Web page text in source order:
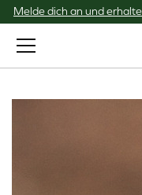
Melde dich an und